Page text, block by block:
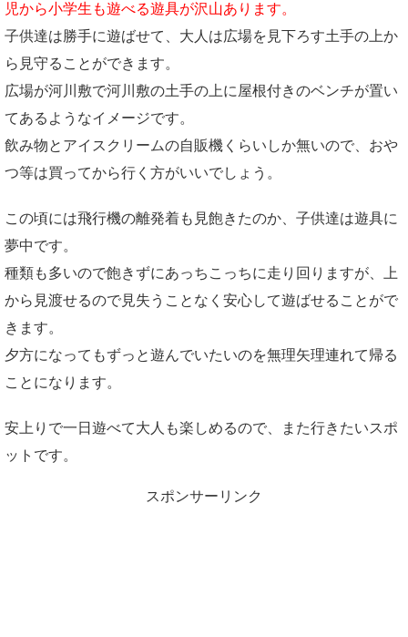
児から小学生も遊べる遊具が沢山あります。
子供達は勝手に遊ばせて、大人は広場を見下ろす土手の上か
ら見守ることができます。
広場が河川敷で河川敷の土手の上に屋根付きのベンチが置い
てあるようなイメージです。
飲み物とアイスクリームの自販機くらいしか無いので、おや
つ等は買ってから行く方がいいでしょう。
この頃には飛行機の離発着も見飽きたのか、子供達は遊具に
夢中です。
種類も多いので飽きずにあっちこっちに走り回りますが、上
から見渡せるので見失うことなく安心して遊ばせることがで
きます。
夕方になってもずっと遊んでいたいのを無理矢理連れて帰る
ことになります。
安上りで一日遊べて大人も楽しめるので、また行きたいスポ
ットです。
スポンサーリンク